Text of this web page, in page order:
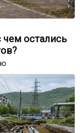
чем остались